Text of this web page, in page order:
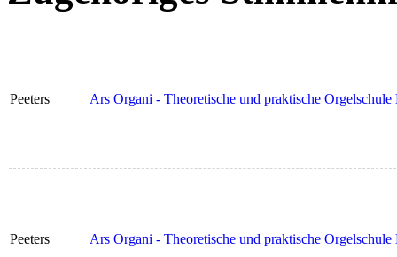
Peeters Ars Organi - Theoretische und praktische Orgelschule
Peeters Ars Organi - Theoretische und praktische Orgelschule